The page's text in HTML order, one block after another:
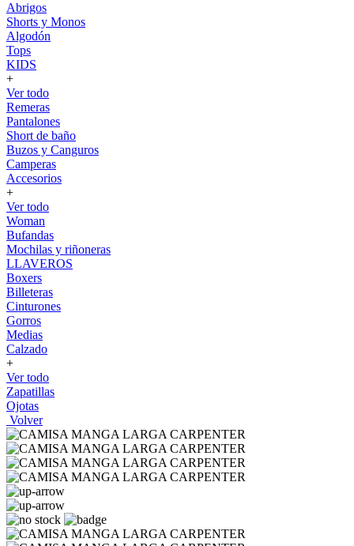
Abrigos
Shorts y Monos
Algodón
Tops
KIDS
+
Ver todo
Remeras
Pantalones
Short de baño
Buzos y Canguros
Camperas
Accesorios
+
Ver todo
Woman
Bufandas
Mochilas y riñoneras
LLAVEROS
Boxers
Billeteras
Cinturones
Gorros
Medias
Calzado
+
Ver todo
Zapatillas
Ojotas
Volver